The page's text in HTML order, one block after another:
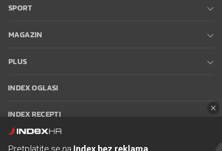
SPORT
MAGAZIN
PLUS
INDEX OGLASI
INDEX RECEPTI
Pretplatite se na Index bez reklama